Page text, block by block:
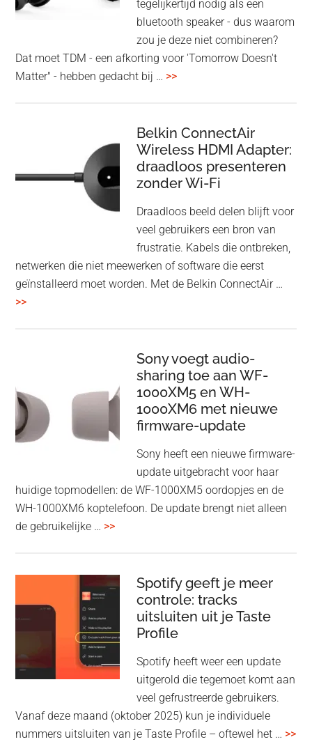
tegelijkertijd nodig als een
bluetooth speaker - dus waarom
zou je deze niet combineren?
Dat moet TDM - een afkorting voor 'Tomorrow Doesn't
Matter" - hebben gedacht bij … >>overHoofdtelefoon
Speaker
in
een
twist
Belkin ConnectAir
Wireless HDMI Adapter:
draadloos presenteren
zonder Wi-Fi
Draadloos beeld delen blijft voor
veel gebruikers een bron van
frustratie. Kabels die ontbreken,
netwerken die niet meewerken of software die eerst
geïnstalleerd moet worden. Met de Belkin ConnectAir …
>>overBelkin
draadloos
presenteren
zonder
Wi-
Sony voegt audio-
sharing toe aan WF-
1000XM5 en WH-
1000XM6 met nieuwe
firmware-update
Sony heeft een nieuwe firmware-
update uitgebracht voor haar
huidige topmodellen: de WF-1000XM5 oordopjes en de
WH-1000XM6 koptelefoon. De update brengt niet alleen
de gebruikelijke … >>overSony
sharing
WF-
en
1000XM6
nieuwe
Spotify geeft je meer
controle: tracks
uitsluiten uit je Taste
Profile
Spotify heeft weer een update
uitgerold die tegemoet komt aan
veel gefrustreerde gebruikers.
Vanaf deze maand (oktober 2025) kun je individuele
nummers uitsluiten van je Taste Profile – oftewel het … >>